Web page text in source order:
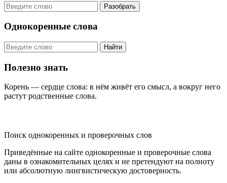
Разобрать
Однокоренные слова
Найти
Полезно знать
Корень — сердце слова: в нём живёт его смысл, а вокруг него
растут родственные слова.
Поиск однокоренных и проверочных слов
Приведённые на сайте однокоренные и проверочные слова
даны в ознакомительных целях и не претендуют на полноту
или абсолютную лингвистическую достоверность.